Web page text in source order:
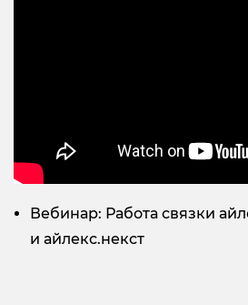
Вебинар: Работа связки
и айлекс.некст